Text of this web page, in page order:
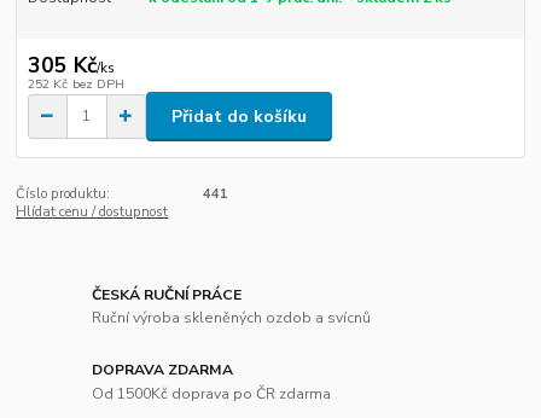
305 Kč/ks
252 Kč bez DPH
Přidat do košíku
Číslo produktu:
441
Hlídat cenu / dostupnost
ČESKÁ RUČNÍ PRÁCE
Ruční výroba skleněných ozdob a svícnů
DOPRAVA ZDARMA
Od 1500Kč doprava po ČR zdarma